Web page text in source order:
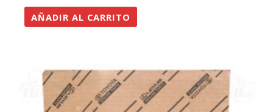
AÑADIR AL CARRITO